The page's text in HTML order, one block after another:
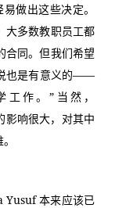
做出这些决定。
大多数教职员工都
合同。但我们希望
也是有意义的——
作。”当然，
响很大，对其中
Yusuf 本来应该已